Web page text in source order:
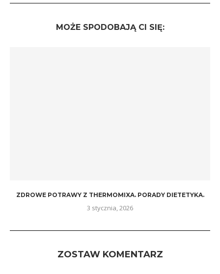
MOŻE SPODOBAJĄ CI SIĘ:
ZDROWE POTRAWY Z THERMOMIXA. PORADY DIETETYKA.
3 stycznia, 2026
ZOSTAW KOMENTARZ